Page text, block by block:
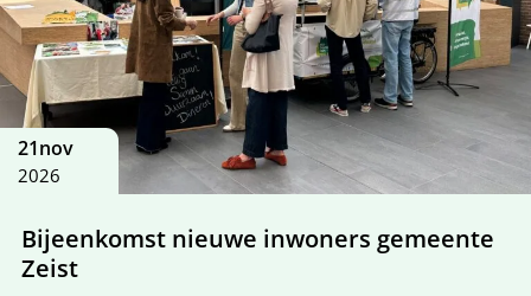
21nov
2026
Bijeenkomst nieuwe inwoners gemeente
Zeist